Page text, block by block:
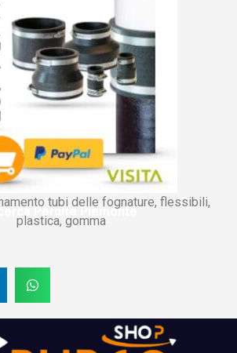
tubi delle fognature, flessibili,
plastica, gomma
Perdite Piemonte